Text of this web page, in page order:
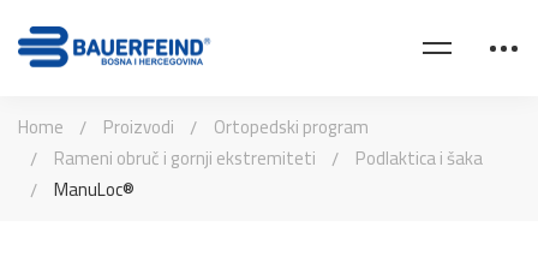
Home Proizvodi
Ortopedski program
Rameni obruč i gornji ekstremiteti
Podlaktica i šaka
ManuLoc®